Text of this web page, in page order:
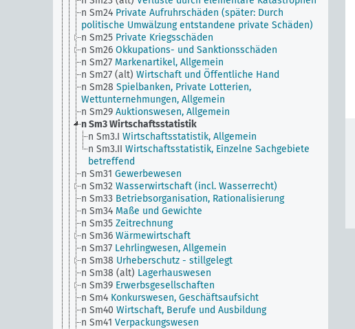
n Sm24 Private Aufruhrschäden (später: Durch
politische Umwälzung entstandene private Schäden)
n Sm25 Private Kriegsschäden
n Sm26 Okkupations- und Sanktionsschäden
n Sm27 Markenartikel, Allgemein
n Sm27 (alt) Wirtschaft und Öffentliche Hand
n Sm28 Spielbanken, Private Lotterien,
Wettunternehmungen, Allgemein
n Sm29 Auktionswesen, Allgemein
n Sm3Wirtschaftsstatistik
n Sm3.I Wirtschaftsstatistik, Allgemein
n Sm3.II Wirtschaftsstatistik, Einzelne Sachgebiete
betreffend
n Sm31 Gewerbewesen
n Sm32 Wasserwirtschaft (incl. Wasserrecht)
n Sm33 Betriebsorganisation, Rationalisierung
n Sm34 Maße und Gewichte
n Sm35 Zeitrechnung
n Sm36 Wärmewirtschaft
n Sm37 Lehrlingwesen, Allgemein
n Sm38 Urheberschutz - stillgelegt
n Sm38 (alt) Lagerhauswesen
n Sm39 Erwerbsgesellschaften
n Sm4 Konkurswesen, Geschäftsaufsicht
n Sm40 Wirtschaft, Berufe und Ausbildung
n Sm41 Verpackungswesen